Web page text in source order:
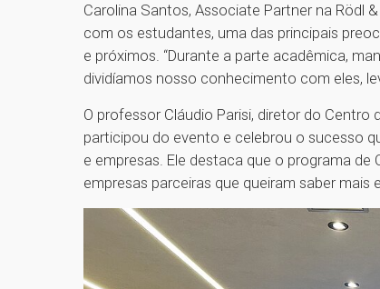
Carolina Santos, Associate Partner na Rödl
com os estudantes, uma das principais
e próximos. “Durante a parte acadêmica,
dividíamos nosso conhecimento com eles,
O professor Cláudio Parisi, diretor do Centro
participou do evento e celebrou o sucesso
e empresas. Ele destaca que o programa
empresas parceiras que queiram saber